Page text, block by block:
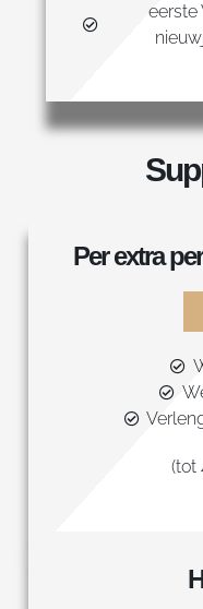
eerste
Per extra
(tot